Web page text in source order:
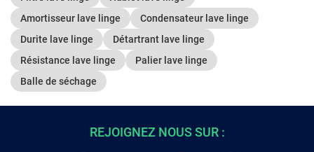
Amortisseur lave linge
Condensateur lave linge
Durite lave linge
Détartrant lave linge
Résistance lave linge
Palier lave linge
Balle de séchage
REJOIGNEZ NOUS SUR :